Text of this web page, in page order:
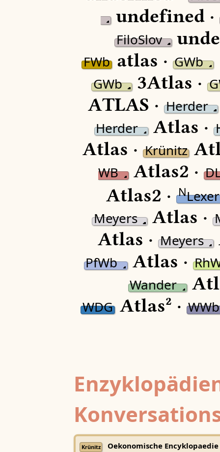
undefined ·
FiloSlov
FWbatlas · GWb
GWb 3Atlas ·
ATLAS ·Herder
Herder Atlas ·
Atlas · Krünitz
WB Atlas2 ·
Atlas2 ·NLexer
Meyers Atlas ·
Atlas · Meyers
PfWb Atlas ·
Wander
WDGAtlas² · WWb
Krünitz Oekonomische Encyklopaedie